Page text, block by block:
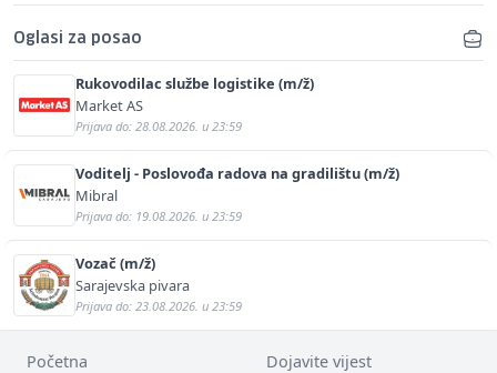
Oglasi za posao
Rukovodilac službe logistike (m/ž)
Market AS
Prijava do: 28.08.2026. u 23:59
Voditelj - Poslovođa radova na gradilištu (m/ž)
Mibral
Prijava do: 19.08.2026. u 23:59
Vozač (m/ž)
Sarajevska pivara
Prijava do: 23.08.2026. u 23:59
Početna Dojavite vijest